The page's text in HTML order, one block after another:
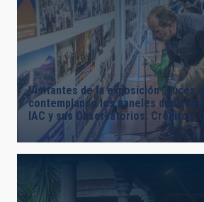
Visitantes de la exposición “Luces
contemplando los paneles
IAC y sus Observatorios. Créditos: